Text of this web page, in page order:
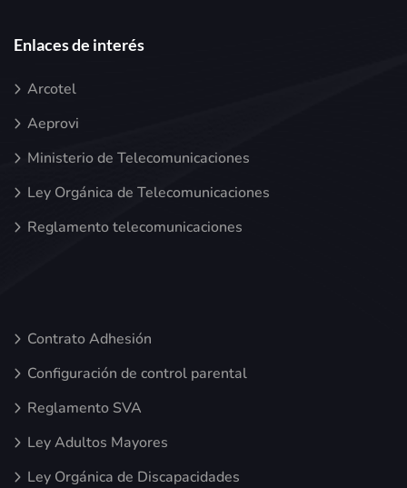
Enlaces de interés
Arcotel
Aeprovi
Ministerio de Telecomunicaciones
Ley Orgánica de Telecomunicaciones
Reglamento telecomunicaciones
Contrato Adhesión
Configuración de control parental
Reglamento SVA
Ley Adultos Mayores
Ley Orgánica de Discapacidades